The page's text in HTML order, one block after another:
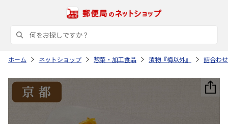
ホーム ネットショップ 惣菜・加工食品 漬物『梅以外』 詰合わせ